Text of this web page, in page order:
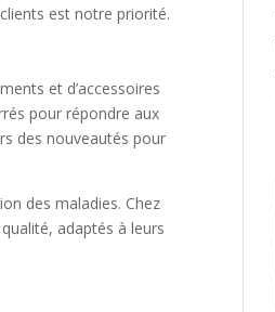
est notre priorité.
et d’accessoires
pour répondre aux
des nouveautés pour
des maladies. Chez
adaptés à leurs